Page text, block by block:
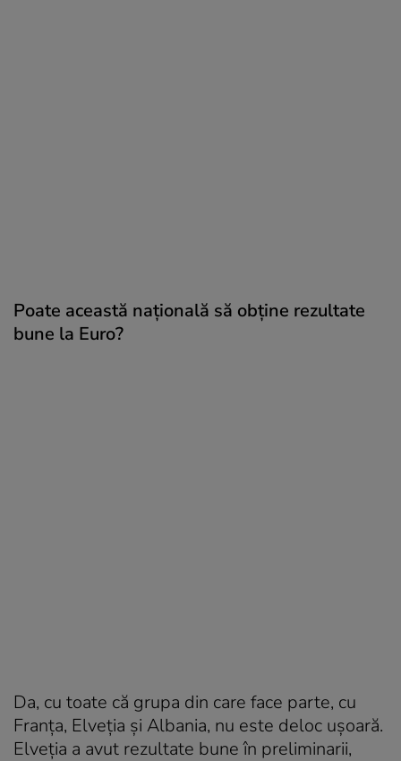
Poate această națională să obține rezultate
bune la Euro?
Da, cu toate că grupa din care face parte, cu
Franța, Elveția și Albania, nu este deloc ușoară.
Elveția a avut rezultate bune în preliminarii,